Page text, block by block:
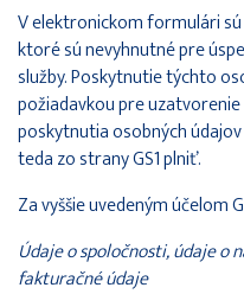
V elektronickom formulári
ktoré sú nevyhnutné pre
služby. Poskytnutie týchto
požiadavkou pre uzatvorenie
poskytnutia osobných
teda zo strany GS1 plniť.
Za vyššie uvedeným účelom
Údaje o spoločnosti, údaje o
fakturačné údaje